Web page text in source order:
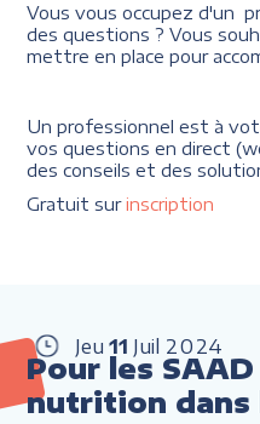
Vous vous occupez d'un
des questions ? Vous
mettre en place pour
Un professionnel est à
vos questions en direct
des conseils et des
Gratuit surinscription
Jeu 11 Juil 2024
Pour les
nutrition dans